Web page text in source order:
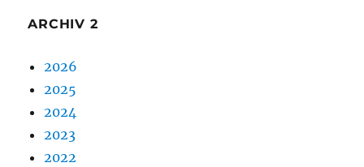
ARCHIV 2
2026
2025
2024
2023
2022